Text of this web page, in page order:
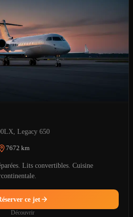
Legacy 650
7672 km
Lits convertibles. Cuisine
ce jet
Découvrir